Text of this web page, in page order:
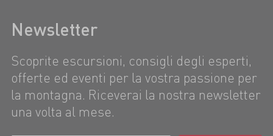
Newsletter
Scoprite escursioni, consigli degli esperti,
offerte ed eventi per la vostra passione per
la montagna. Riceverai la nostra newsletter
una volta al mese.